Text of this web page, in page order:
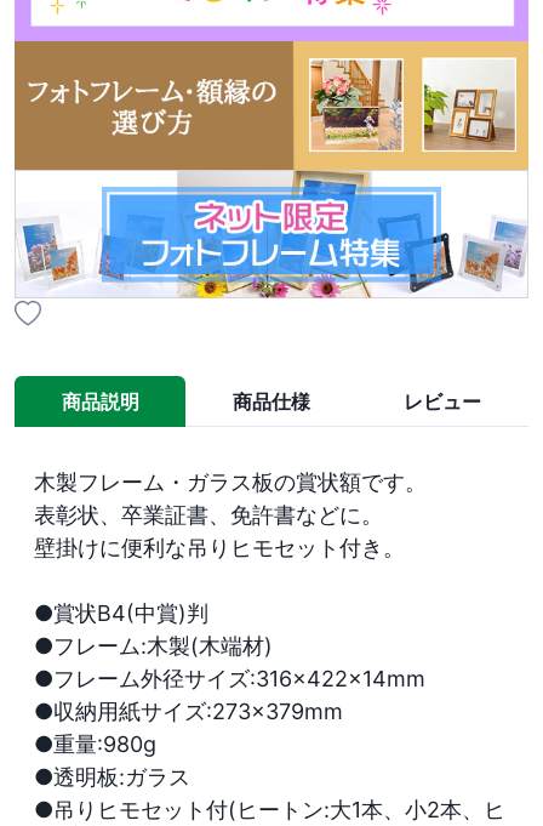
商品説明 商品仕様 レビュー
木製フレーム・ガラス板の賞状額です。
表彰状、卒業証書、免許書などに。
壁掛けに便利な吊りヒモセット付き。
●賞状B4(中賞)判
●フレーム:木製(木端材)
●フレーム外径サイズ:316×422×14mm
●収納用紙サイズ:273×379mm
●重量:980g
●透明板:ガラス
●吊りヒモセット付(ヒートン:大1本、小2本、ヒ